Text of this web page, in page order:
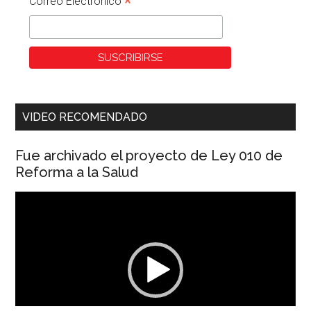
VIDEO RECOMENDADO
Fue archivado el proyecto de Ley 010 de
Reforma a la Salud